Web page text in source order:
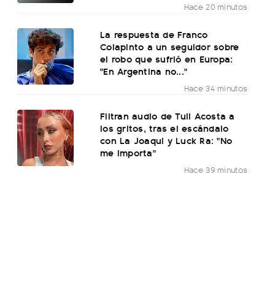
Hace 20 minutos
La respuesta de Franco
Colapinto a un seguidor sobre
el robo que sufrió en Europa:
"En Argentina no..."
Hace 34 minutos
Filtran audio de Tuli Acosta a
los gritos, tras el escándalo
con La Joaqui y Luck Ra: "No
me importa"
Hace 39 minutos